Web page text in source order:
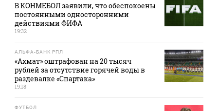
В КОНМЕБОЛ заявили, что обеспокоены
постоянными односторонними
действиями ФИФА
19:32
АЛЬФА-БАНК РПЛ
«Ахмат» оштрафован на 20 тысяч
рублей за отсутствие горячей воды в
раздевалке «Спартака»
19:18
ФУТБОЛ